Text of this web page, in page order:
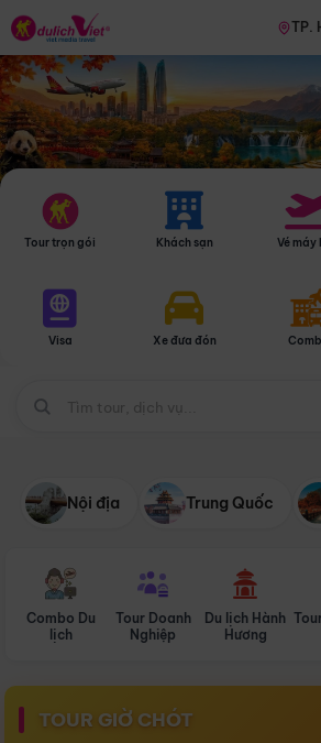
TP.
Tour trọn gói Khách sạn Vé máy
Visa Xe đưa đón
Nội địa Trung Quốc
Combo Du
lịch
Tour Doanh
Nghiệp
Du lịch Hành
Hương
TOUR GIỜ CHÓT